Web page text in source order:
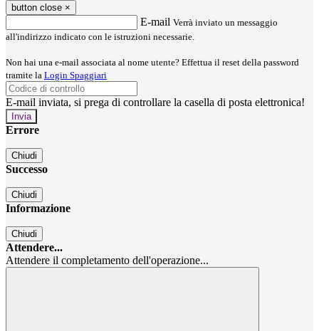
button close ×
E-mail Verrà inviato un messaggio
all'indirizzo indicato con le istruzioni necessarie.
Non hai una e-mail associata al nome utente? Effettua il reset della password
tramite la Login Spaggiari
E-mail inviata, si prega di controllare la casella di posta elettronica!
Errore
Chiudi
Successo
Chiudi
Informazione
Chiudi
Attendere...
Attendere il completamento dell'operazione...